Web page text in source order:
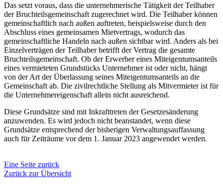
Das setzt voraus, dass die unternehmerische Tätigkeit der Teilhaber
der Bruchteilsgemeinschaft zugerechnet wird. Die Teilhaber können
gemeinschaftlich nach außen auftreten, beispielsweise durch den
Abschluss eines gemeinsamen Mietvertrags, wodurch das
gemeinschaftliche Handeln nach außen sichtbar wird. Anders als bei
Einzelverträgen der Teilhaber betrifft der Vertrag die gesamte
Bruchteilsgemeinschaft. Ob der Erwerber eines Miteigentumsanteils
eines vermieteten Grundstücks Unternehmer ist oder nicht, hängt
von der Art der Überlassung seines Miteigentumsanteils an die
Gemeinschaft ab. Die zivilrechtliche Stellung als Mitvermieter ist für
die Unternehmereigenschaft allein nicht ausreichend.
Diese Grundsätze sind mit Inkrafttreten der Gesetzesänderung
anzuwenden. Es wird jedoch nicht beanstandet, wenn diese
Grundsätze entsprechend der bisherigen Verwaltungsauffassung
auch für Zeiträume vor dem 1. Januar 2023 angewendet werden.
Eine Seite zurück
Zurück zur Übersicht